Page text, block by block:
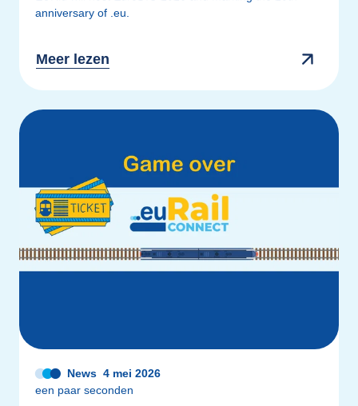
anniversary of .eu.
Meer lezen
News 4 mei 2026
een paar seconden